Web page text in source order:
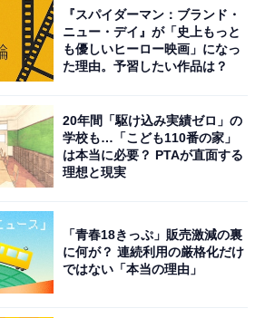
『スパイダーマン：ブランド・
ニュー・デイ』が「史上もっと
も優しいヒーロー映画」になっ
た理由。予習したい作品は？
20年間「駆け込み実績ゼロ」の
学校も…「こども110番の家」
は本当に必要？ PTAが直面する
理想と現実
「青春18きっぷ」販売激減の裏
に何が？ 連続利用の厳格化だけ
ではない「本当の理由」